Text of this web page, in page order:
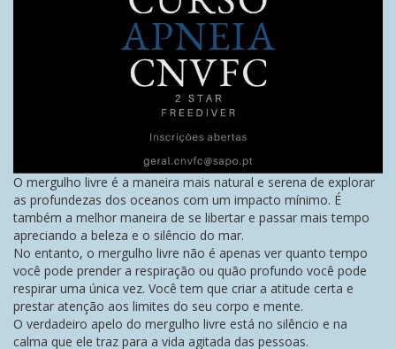
O mergulho livre é a maneira mais natural e serena de explorar
as profundezas dos oceanos com um impacto mínimo. É
também a melhor maneira de se libertar e passar mais tempo
apreciando a beleza e o silêncio do mar.
No entanto, o mergulho livre não é apenas ver quanto tempo
você pode prender a respiração ou quão profundo você pode
respirar uma única vez. Você tem que criar a atitude certa e
prestar atenção aos limites do seu corpo e mente.
O verdadeiro apelo do mergulho livre está no silêncio e na
calma que ele traz para a vida agitada das pessoas.